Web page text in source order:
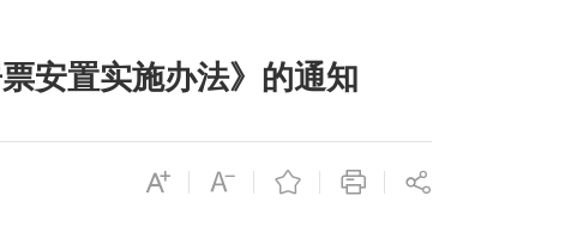
安置实施办法》的通知